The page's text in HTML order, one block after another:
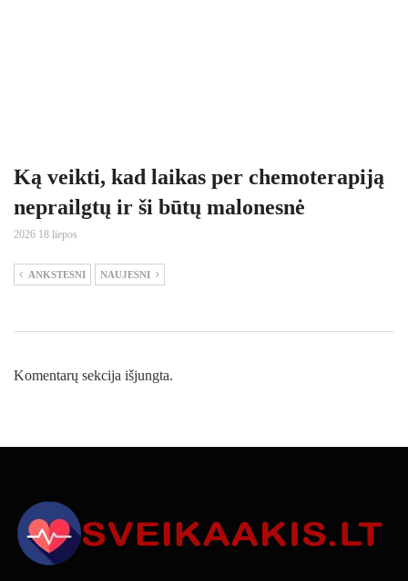
Ką veikti, kad laikas per chemoterapiją
neprailgtų ir ši būtų malonesnė
2026 18 liepos
ANKSTESNI NAUJESNI
Komentarų sekcija išjungta.